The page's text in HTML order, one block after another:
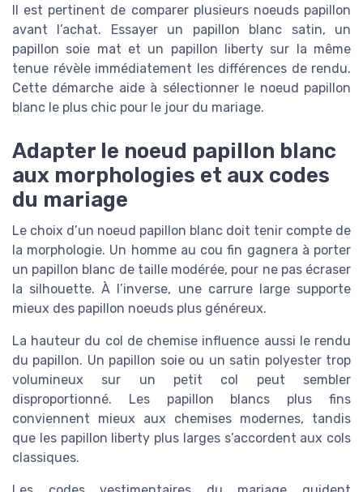
Il est pertinent de comparer plusieurs noeuds papillon
avant l’achat. Essayer un papillon blanc satin, un
papillon soie mat et un papillon liberty sur la même
tenue révèle immédiatement les différences de rendu.
Cette démarche aide à sélectionner le noeud papillon
blanc le plus chic pour le jour du mariage.
Adapter le noeud papillon blanc
aux morphologies et aux codes
du mariage
Le choix d’un noeud papillon blanc doit tenir compte de
la morphologie. Un homme au cou fin gagnera à porter
un papillon blanc de taille modérée, pour ne pas écraser
la silhouette. À l’inverse, une carrure large supporte
mieux des papillon noeuds plus généreux.
La hauteur du col de chemise influence aussi le rendu
du papillon. Un papillon soie ou un satin polyester trop
volumineux sur un petit col peut sembler
disproportionné. Les papillon blancs plus fins
conviennent mieux aux chemises modernes, tandis
que les papillon liberty plus larges s’accordent aux cols
classiques.